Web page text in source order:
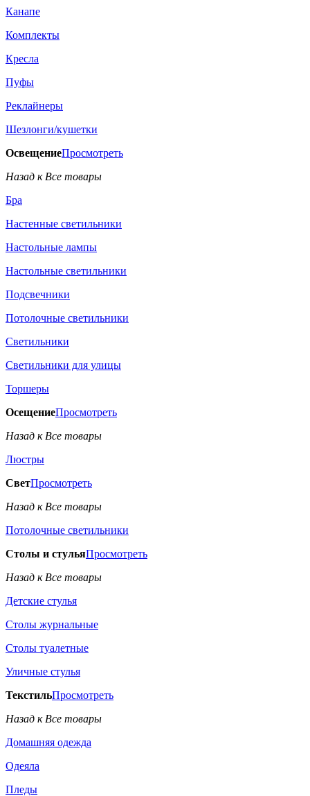
Канапе
Комплекты
Кресла
Пуфы
Реклайнеры
Шезлонги/кушетки
ОсвещениеПросмотреть
Назад к Все товары
Бра
Настенные светильники
Настольные лампы
Настольные светильники
Подсвечники
Потолочные светильники
Светильники
Светильники для улицы
Торшеры
ОсещениеПросмотреть
Назад к Все товары
Люстры
СветПросмотреть
Назад к Все товары
Потолочные светильники
Столы и стульяПросмотреть
Назад к Все товары
Детские стулья
Столы журнальные
Столы туалетные
Уличные стулья
ТекстильПросмотреть
Назад к Все товары
Домашняя одежда
Одеяла
Пледы